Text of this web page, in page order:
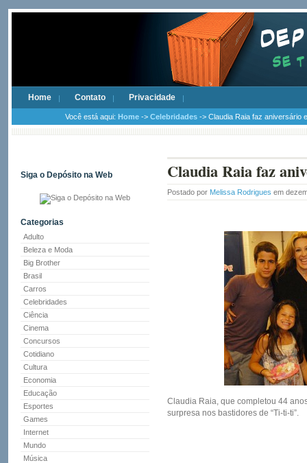
Home Contato Privacidade
Você está aqui: Home -> Celebridades -> Claudia Raia faz aniversário
Siga o Depósito na Web
Categorias
Adulto
Beleza e Moda
Big Brother
Brasil
Carros
Celebridades
Ciência
Cinema
Concursos
Cotidiano
Cultura
Economia
Educação
Esportes
Games
Internet
Mundo
Música
Claudia Raia faz
Postado por Melissa Rodrigues em
Claudia Raia, que completou 44
surpresa nos bastidores de “Ti-ti-ti”.